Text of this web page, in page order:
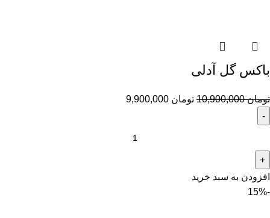
باکس گل آدلی
تومان10,900,000 تومان
افزودن به سبد خرید
-15%